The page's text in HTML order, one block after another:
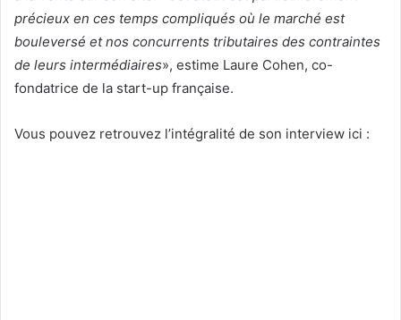
précieux en ces temps compliqués où le marché est
bouleversé et nos concurrents tributaires des contraintes
de leurs intermédiaires», estime Laure Cohen, co-
fondatrice de la start-up française.
Vous pouvez retrouvez l’intégralité de son interview ici :